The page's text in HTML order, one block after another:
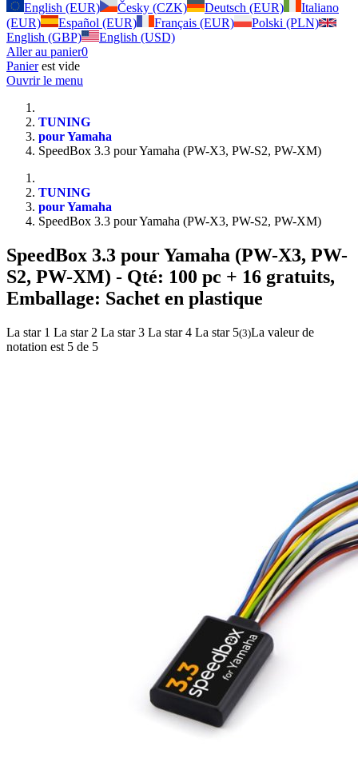
English (EUR)
Česky (CZK) Deutsch (EUR)
Italiano
(EUR)
Español (EUR) Français (EUR)
Polski (PLN)
English (GBP)
English (USD)
Aller au panier0
Panierest vide
Ouvrir le menu
TUNING
pour Yamaha
SpeedBox 3.3 pour Yamaha (PW-X3, PW-S2, PW-XM)
TUNING
pour Yamaha
SpeedBox 3.3 pour Yamaha (PW-X3, PW-S2, PW-XM)
SpeedBox 3.3 pour Yamaha (PW-X3, PW-
S2, PW-XM) - Qté: 100 pc + 16 gratuits,
Emballage: Sachet en plastique
La star 1 La star 2 La star 3 La star 4 La star 5(3)La valeur de
notation est 5 de 5